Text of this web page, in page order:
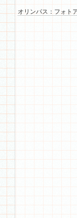
オリンパス：フォト